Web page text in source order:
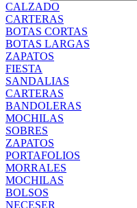
CALZADO
CARTERAS
BOTAS CORTAS
BOTAS LARGAS
ZAPATOS
FIESTA
SANDALIAS
CARTERAS
BANDOLERAS
MOCHILAS
SOBRES
ZAPATOS
PORTAFOLIOS
MORRALES
MOCHILAS
BOLSOS
NECESER